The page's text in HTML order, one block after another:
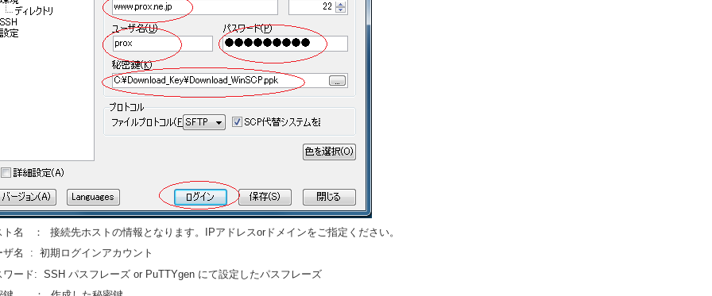
ト名 ： 接続先ホストの情報となります。IPアドレスorドメインをご指定ください。
ザ名 : 初期ログインアカウント
ワード: SSH パスフレーズ or PuTTYgen にて設定したパスフレーズ